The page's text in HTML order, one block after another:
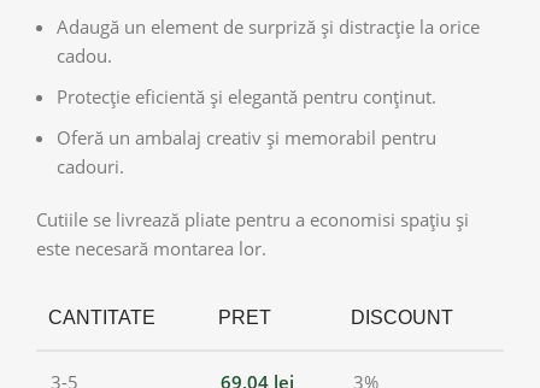
Adaugă un element de surpriză și distracție la orice
cadou.
Protecție eficientă și elegantă pentru conținut.
Oferă un ambalaj creativ și memorabil pentru
cadouri.
Cutiile se livrează pliate pentru a economisi spațiu și
este necesară montarea lor.
CANTITATE PRET DISCOUNT
3-5 69,04 lei 3%